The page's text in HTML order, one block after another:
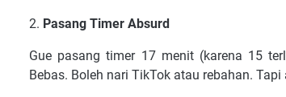
2. Pasang Timer Absurd
Gue pasang timer 17 menit (karena 15
Bebas. Boleh nari TikTok atau rebahan.